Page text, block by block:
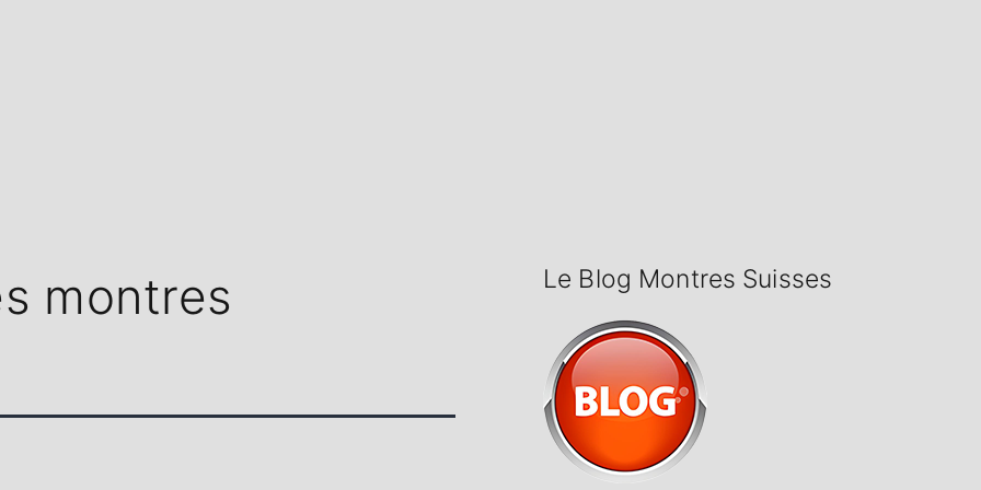
montres Le Blog Montres Suisses